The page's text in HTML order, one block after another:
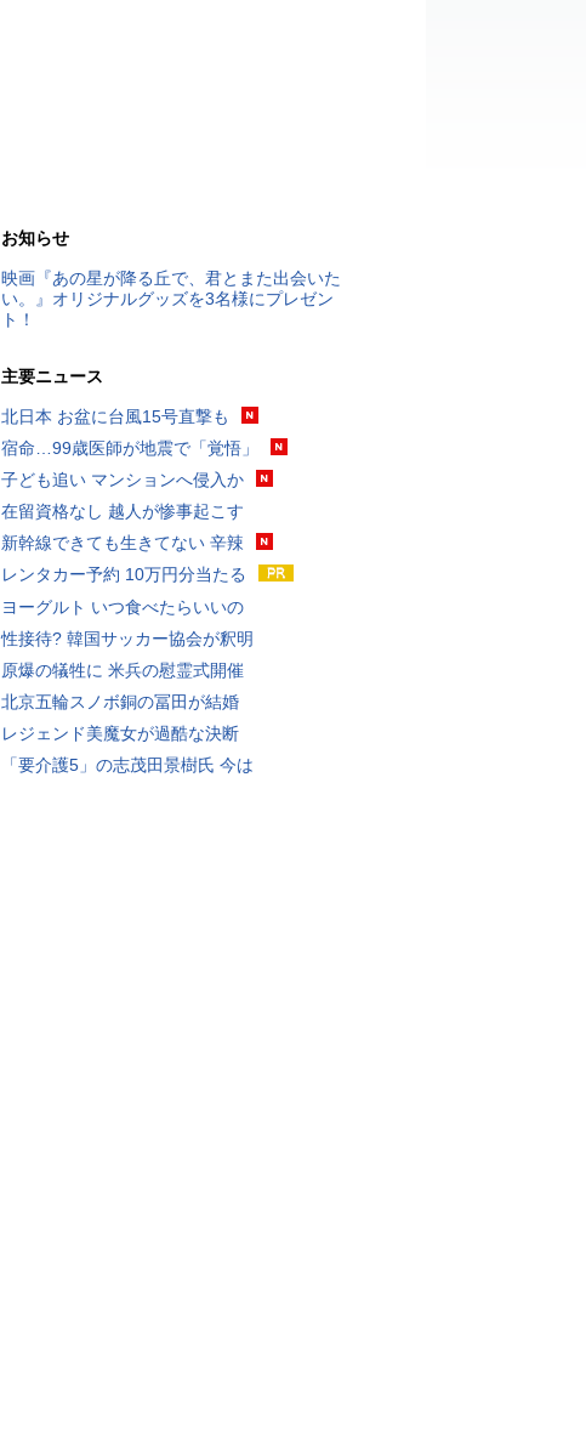
お知らせ
映画『あの星が降る丘で、君とまた出会いた
い。』オリジナルグッズを3名様にプレゼン
ト！
主要ニュース
北日本 お盆に台風15号直撃も
宿命…99歳医師が地震で「覚悟」
子ども追い マンションへ侵入か
在留資格なし 越人が惨事起こす
新幹線できても生きてない 辛辣
レンタカー予約 10万円分当たる
ヨーグルト いつ食べたらいいの
性接待? 韓国サッカー協会が釈明
原爆の犠牲に 米兵の慰霊式開催
北京五輪スノボ銅の冨田が結婚
レジェンド美魔女が過酷な決断
「要介護5」の志茂田景樹氏 今は